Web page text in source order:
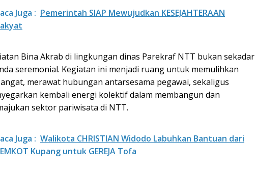
Juga : Pemerintah SIAP Mewujudkan KESEJAHTERAAN
Bina Akrab di lingkungan dinas Parekraf NTT bukan sekadar
seremonial. Kegiatan ini menjadi ruang untuk memulihkan
merawat hubungan antarsesama pegawai, sekaligus
kembali energi kolektif dalam membangun dan
sektor pariwisata di NTT.
Juga : Walikota CHRISTIAN Widodo Labuhkan Bantuan dari
Kupang untuk GEREJA Tofa